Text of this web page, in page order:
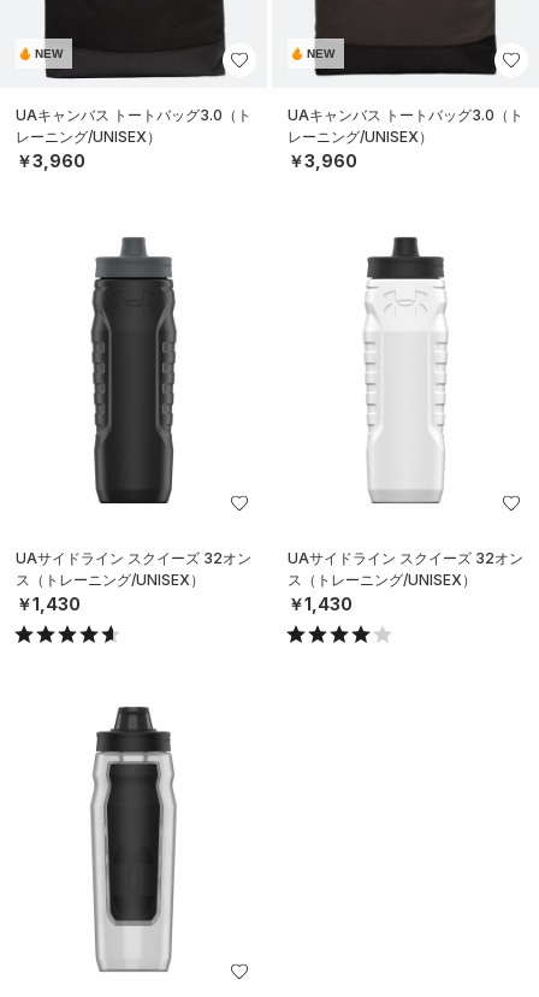
NEW
UAキャンバス トートバッグ3.0（ト
レーニング/UNISEX）
￥3,960
NEW
UAキャンバス トートバッグ3.0（ト
レーニング/UNISEX）
￥3,960
UAサイドライン スクイーズ 32オン
ス（トレーニング/UNISEX）
￥1,430
UAサイドライン スクイーズ 32オン
ス（トレーニング/UNISEX）
￥1,430